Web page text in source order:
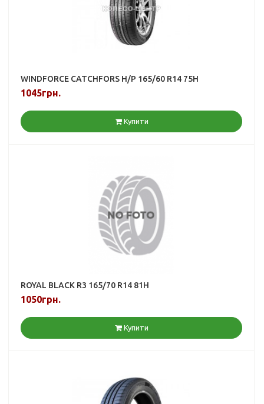
WINDFORCE CATCHFORS H/P 165/60 R14 75H
1045грн.
Купити
ROYAL BLACK R3 165/70 R14 81H
1050грн.
Купити